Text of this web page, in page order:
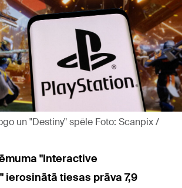
un "Destiny" spēle Foto: Scanpix /
"Interactive
ierosinātā tiesas prāva 7,9